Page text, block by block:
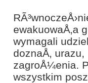
ewakuowaÅ‚a
wymagali
doznaÅ‚
zagroÅ¼enia.
wszystkim